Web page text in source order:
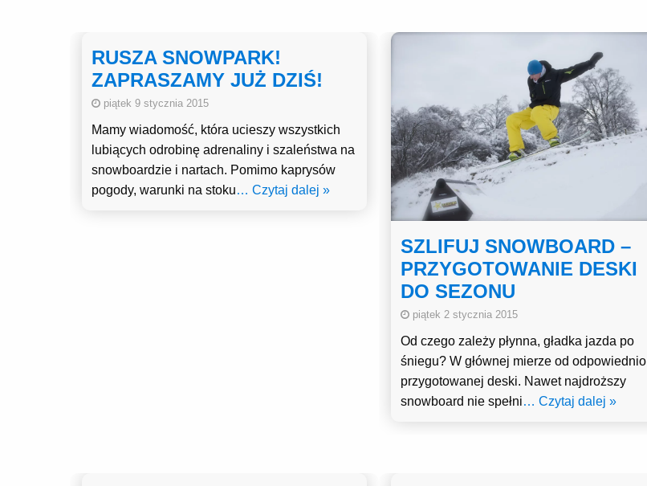
RUSZA SNOWPARK!
ZAPRASZAMY JUŻ DZIŚ!
piątek 9 stycznia 2015
Mamy wiadomość, która ucieszy wszystkich
lubiących odrobinę adrenaliny i szaleństwa na
snowboardzie i nartach. Pomimo kaprysów
pogody, warunki na stoku… Czytaj dalej »
SZLIFUJ SNOWBOARD –
PRZYGOTOWANIE DESKI
DO SEZONU
piątek 2 stycznia 2015
Od czego zależy płynna, gładka jazda po
śniegu? W głównej mierze od odpowiednio
przygotowanej deski. Nawet najdroższy
snowboard nie spełni… Czytaj dalej »